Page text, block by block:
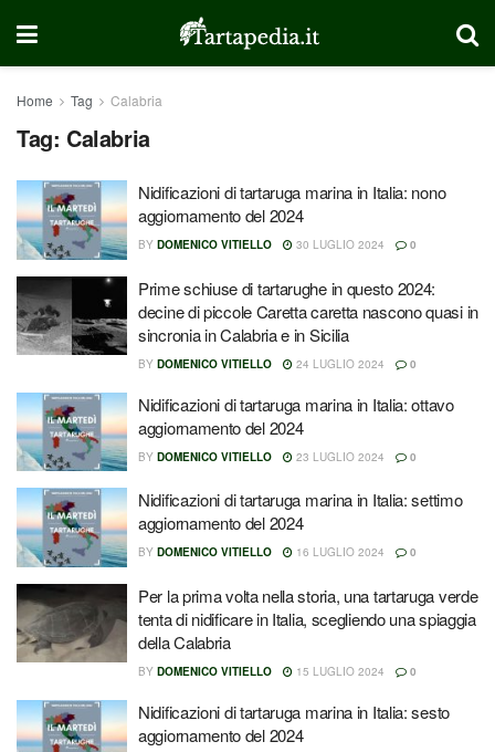
Home Tag Calabria
Tag: Calabria
Nidificazioni di tartaruga marina in Italia: nono
aggiornamento del 2024
BY DOMENICO VITIELLO 30 LUGLIO 2024 0
Prime schiuse di tartarughe in questo 2024:
decine di piccole Caretta caretta nascono quasi in
sincronia in Calabria e in Sicilia
BY DOMENICO VITIELLO 24 LUGLIO 2024 0
Nidificazioni di tartaruga marina in Italia: ottavo
aggiornamento del 2024
BY DOMENICO VITIELLO 23 LUGLIO 2024 0
Nidificazioni di tartaruga marina in Italia: settimo
aggiornamento del 2024
BY DOMENICO VITIELLO 16 LUGLIO 2024 0
Per la prima volta nella storia, una tartaruga verde
tenta di nidificare in Italia, scegliendo una spiaggia
della Calabria
BY DOMENICO VITIELLO 15 LUGLIO 2024 0
Nidificazioni di tartaruga marina in Italia: sesto
aggiornamento del 2024